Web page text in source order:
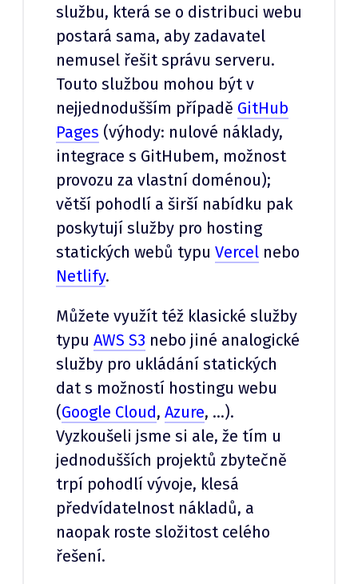
službu, která se o distribuci webu
postará sama, aby zadavatel
nemusel řešit správu serveru.
Touto službou mohou být v
nejjednodušším případě GitHub
Pages (výhody: nulové náklady,
integrace s GitHubem, možnost
provozu za vlastní doménou);
větší pohodlí a širší nabídku pak
poskytují služby pro hosting
statických webů typu Vercel nebo
Netlify.
Můžete využít též klasické služby
typu AWS S3 nebo jiné analogické
služby pro ukládání statických
dat s možností hostingu webu
(Google Cloud, Azure, …).
Vyzkoušeli jsme si ale, že tím u
jednodušších projektů zbytečně
trpí pohodlí vývoje, klesá
předvídatelnost nákladů, a
naopak roste složitost celého
řešení.